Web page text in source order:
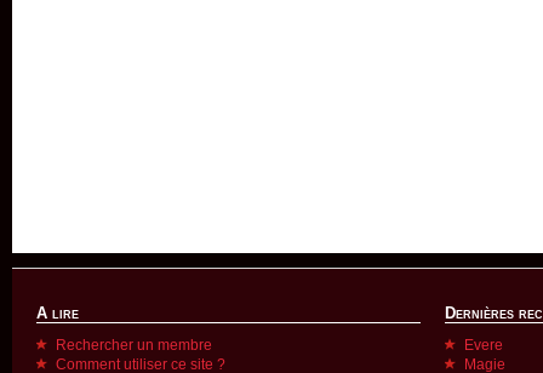
A lire
Rechercher un membre
Comment utiliser ce site ?
Dernières
Evere
Magie